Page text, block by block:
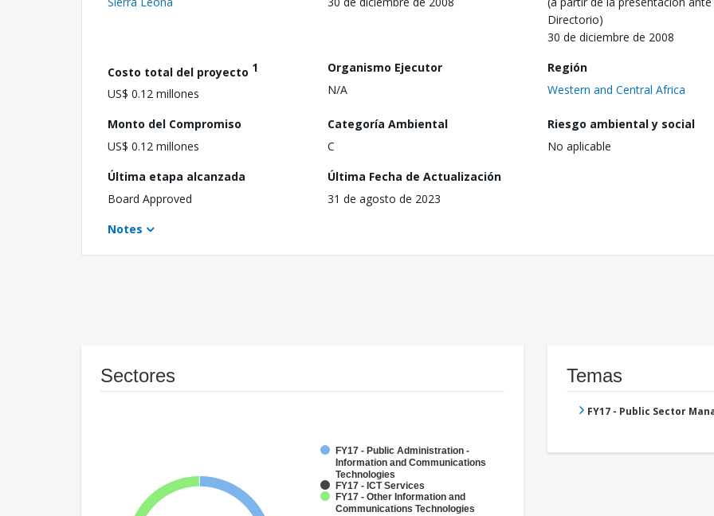
Directorio)
30 de diciembre de 2008
Costo total del proyecto 1
US$ 0.12 millones
Organismo Ejecutor
N/A
Región
Western and Central Africa
Monto del Compromiso
US$ 0.12 millones
Categoría Ambiental
C
Riesgo ambiental y social
No aplicable
Última etapa alcanzada
Board Approved
Última Fecha de Actualización
31 de agosto de 2023
Notes
Sectores
FY17 - Public Administration -
Information and Communications
Technologies
FY17 - ICT Services
FY17 - Other Information and
Communications Technologies
Temas
FY17 - Public Sector